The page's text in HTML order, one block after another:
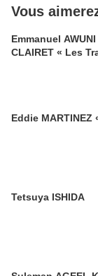
Vous
Emmanuel
CLAIRET « Les
Eddie
Tetsuya ISHIDA